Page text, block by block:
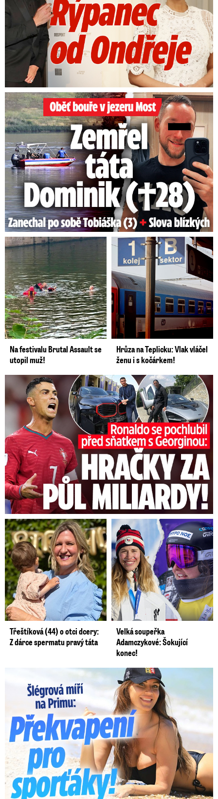
Oběť bouře v jezeru Most: Zemřel táta Dominik (†28)
Na festivalu Brutal Assault se
utopil muž!
Hrůza na Teplicku: Vlak vláčel
ženu i s kočárkem!
Ronaldo se pochlubil před sňatkem: Hračky za půl miliardy!
Třeštíková (44) o otci dcery:
Z dárce spermatu pravý táta
Velká soupeřka
Adamczykové: Šokující
konec!
Lucie Šlégrová míří na Primu. Překvapení pro sporťáky!